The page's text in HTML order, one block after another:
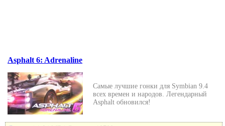
Asphalt 6: Adrenaline
Самые лучшие гонки для Symbian 9.4
всех времен и народов. Легендарный
Asphalt обновился!